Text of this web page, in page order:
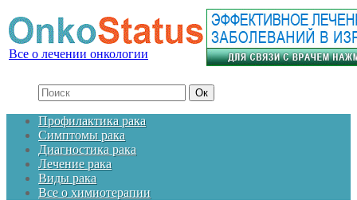
Все о лечении онкологии
Профилактика рака
Симптомы рака
Диагностика рака
Лечение рака
Виды рака
Все о химиотерапии